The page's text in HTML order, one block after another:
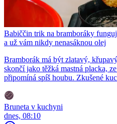
Babiččin trik na bramboráky
a už vám nikdy nenasáknou olej
Bramborák má být zlatavý,
skončí jako těžká mastná placka,
připomíná spíš houbu. Zkušené
Bruneta v kuchyni
dnes, 08:10